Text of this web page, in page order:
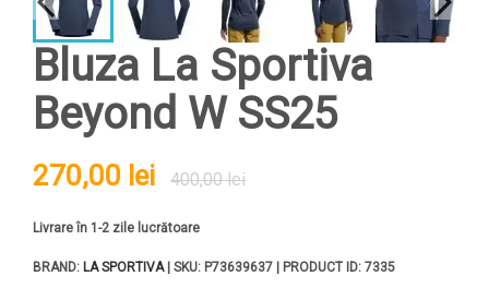
Bluza La Sportiva
Beyond W SS25
270,00 lei 400,00 lei
Livrare în 1-2 zile lucrătoare
BRAND: LA SPORTIVA| SKU: P73639637 | PRODUCT ID: 7335